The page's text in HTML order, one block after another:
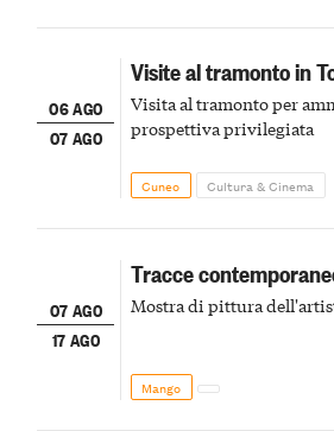
06 AGO
07 AGO
Visite al tramonto in
Visita al tramonto per
prospettiva privilegiata
Cuneo Cultura & Cinema
07 AGO
17 AGO
Tracce
Mostra di pittura
Mango